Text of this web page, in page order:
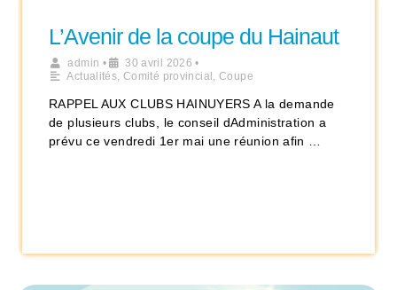
L’Avenir de la coupe du Hainaut
admin • 30 avril 2026 •
Actualités, Comité provincial , Coupe
RAPPEL AUX CLUBS HAINUYERS A la demande
de plusieurs clubs, le conseil dAdministration a
prévu ce vendredi 1er mai une réunion afin …